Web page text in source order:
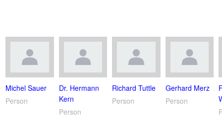
Michel Sauer
Person
Dr. Hermann
Kern
Person
Richard Tuttle
Person
Gerhard Merz
Person